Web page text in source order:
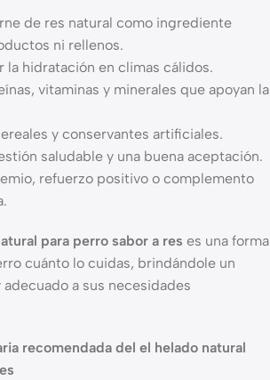
de res natural como ingrediente
ni rellenos.
la hidratación en climas cálidos.
vitaminas y minerales que apoyan la
y conservantes artificiales.
saludable y una buena aceptación.
refuerzo positivo o complemento
para perro sabor a res es una forma
cuánto lo cuidas, brindándole un
a sus necesidades
recomendada del el helado natural